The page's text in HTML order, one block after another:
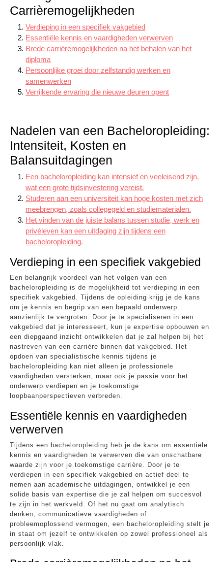
Carrièremogelijkheden
Verdieping in een specifiek vakgebied
Essentiële kennis en vaardigheden verwerven
Brede carrièremogelijkheden na het behalen van het
diploma
Persoonlijke groei door zelfstandig werken en
samenwerken
Verrijkende ervaring die nieuwe deuren opent
Nadelen van een Bacheloropleiding:
Intensiteit, Kosten en
Balansuitdagingen
Een bacheloropleiding kan intensief en veeleisend zijn,
wat een grote tijdsinvestering vereist.
Studeren aan een universiteit kan hoge kosten met zich
meebrengen, zoals collegegeld en studiematerialen.
Het vinden van de juiste balans tussen studie, werk en
privéleven kan een uitdaging zijn tijdens een
bacheloropleiding.
Verdieping in een specifiek vakgebied
Een belangrijk voordeel van het volgen van een
bacheloropleiding is de mogelijkheid tot verdieping in een
specifiek vakgebied. Tijdens de opleiding krijg je de kans
om je kennis en begrip van een bepaald onderwerp
aanzienlijk te vergroten. Door je te specialiseren in een
vakgebied dat je interesseert, kun je expertise opbouwen en
een diepgaand inzicht ontwikkelen dat je zal helpen bij het
nastreven van een carrière binnen dat vakgebied. Het
opdoen van specialistische kennis tijdens je
bacheloropleiding kan niet alleen je professionele
vaardigheden versterken, maar ook je passie voor het
onderwerp verdiepen en je toekomstige
loopbaanperspectieven verbreden.
Essentiële kennis en vaardigheden
verwerven
Tijdens een bacheloropleiding heb je de kans om essentiële
kennis en vaardigheden te verwerven die van onschatbare
waarde zijn voor je toekomstige carrière. Door je te
verdiepen in een specifiek vakgebied en actief deel te
nemen aan academische uitdagingen, ontwikkel je een
solide basis van expertise die je zal helpen om succesvol
te zijn in het werkveld. Of het nu gaat om analytisch
denken, communicatieve vaardigheden of
probleemoplossend vermogen, een bacheloropleiding stelt je
in staat om jezelf te ontwikkelen op zowel professioneel als
persoonlijk vlak.